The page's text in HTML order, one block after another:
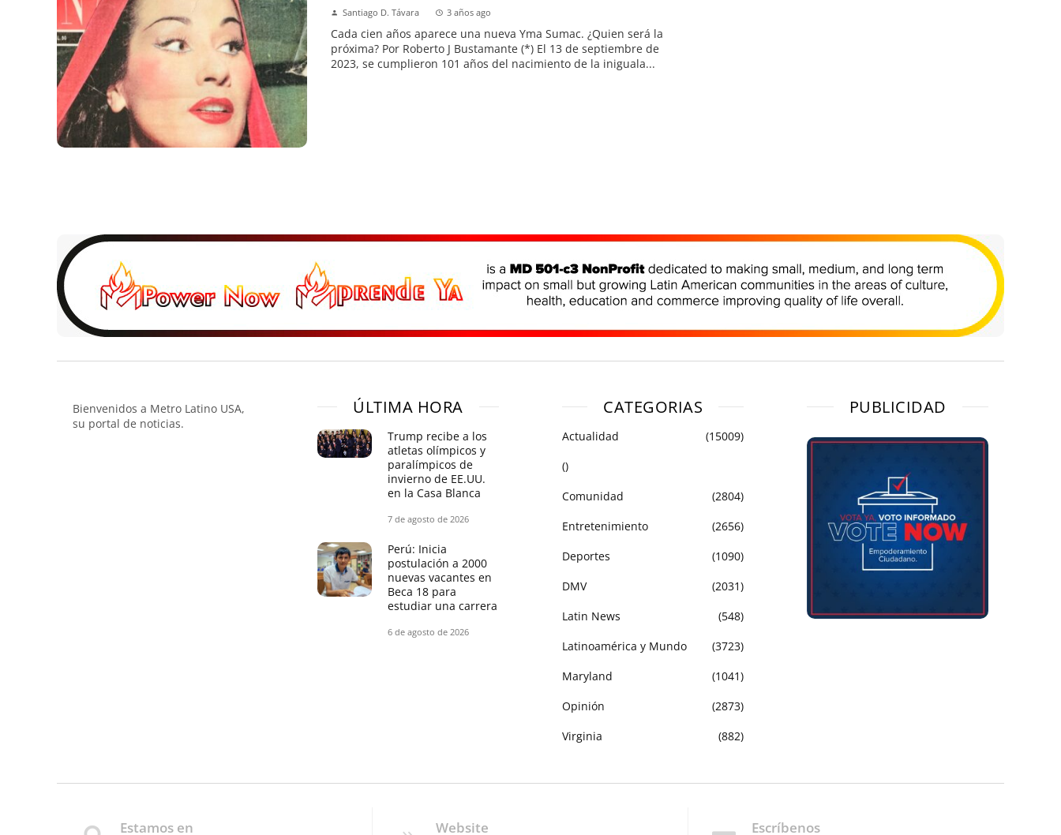
Santiago D. Távara 3 años ago
Cada cien años aparece una nueva Yma Sumac. ¿Quien será la
próxima? Por Roberto J Bustamante (*) El 13 de septiembre de
2023, se cumplieron 101 años del nacimiento de la iniguala...
Bienvenidos a Metro Latino USA,
su portal de noticias.
ÚLTIMA HORA
Trump recibe a los
atletas olímpicos y
paralímpicos de
invierno de EE.UU.
en la Casa Blanca
7 de agosto de 2026
Perú: Inicia
postulación a 2000
nuevas vacantes en
Beca 18 para
estudiar una carrera
6 de agosto de 2026
CATEGORIAS
Actualidad
(15009)
()
Comunidad
(2804)
Entretenimiento
(2656)
Deportes
(1090)
DMV
(2031)
Latin News
(548)
Latinoamérica y Mundo
(3723)
Maryland
(1041)
Opinión
(2873)
Virginia
(882)
PUBLICIDAD
Estamos en Website Escríbenos